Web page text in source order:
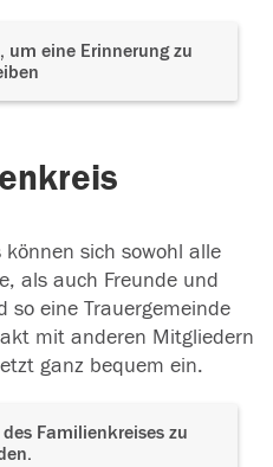
um eine Erinnerung zu
sich sowohl alle
als auch Freunde und
so eine Trauergemeinde
mit anderen Mitgliedern
ganz bequem ein.
Familienkreises zu